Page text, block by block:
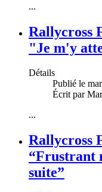
...
Rallycross
"Je m'y
Détails
Publié le
Écrit par
...
Rallycross
“Frustrant
suite”